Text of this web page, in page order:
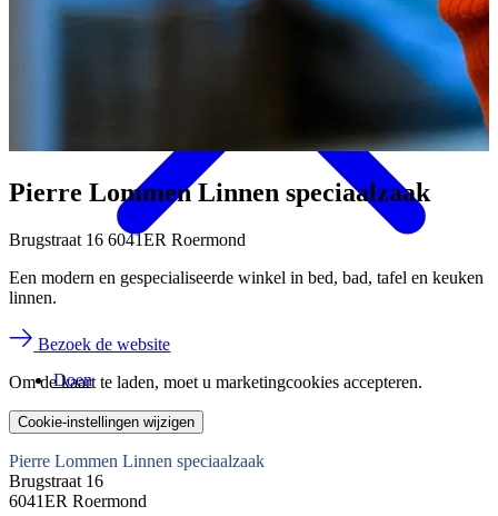
Doen
Pierre Lommen Linnen speciaalzaak
Brugstraat 16 6041ER Roermond
Een modern en gespecialiseerde winkel in bed, bad, tafel en keuken
linnen.
Bezoek de website
Om de kaart te laden, moet u marketingcookies accepteren.
Cookie-instellingen wijzigen
Pierre Lommen Linnen speciaalzaak
Brugstraat 16
6041ER Roermond